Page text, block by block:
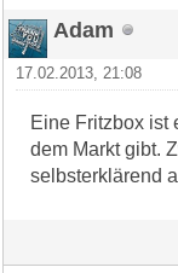
Adam
17.02.2013, 21:08
Eine Fritzbox ist
dem Markt gibt.
selbsterklärend